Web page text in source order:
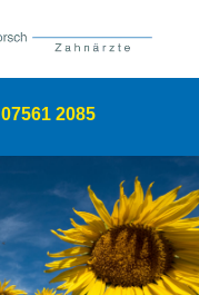
07561 2085